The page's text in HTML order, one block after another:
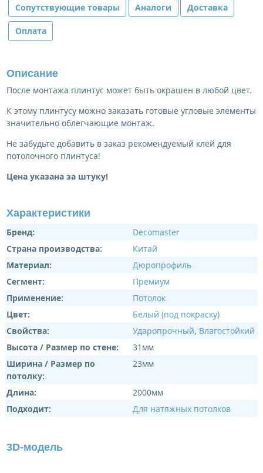
Сопутствующие товары Аналоги Доставка
Оплата
Описание
После монтажа плинтус может быть окрашен в любой цвет.
К этому плинтусу можно заказать готовые угловые элементы
значительно облегчающие монтаж.
Не забудьте добавить в заказ рекомендуемый клей для
потолочного плинтуса!
Цена указана за штуку!
Характеристики
Бренд:
Decomaster
Страна производства:
Китай
Материал:
Дюропрофиль
Сегмент:
Премиум
Применение:
Потолок
Цвет:
Белый (под покраску)
Свойства:
Ударопрочный, Влагостойкий
Высота / Размер по стене:
31мм
Ширина / Размер по
потолку:
23мм
Длина:
2000мм
Подходит:
Для натяжных потолков
3D-модель